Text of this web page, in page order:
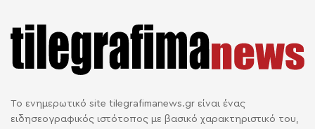
Το ενημερωτικό site tilegrafimanews.gr είναι ένας
ειδησεογραφικός ιστότοπος με βασικό χαρακτηριστικό του,